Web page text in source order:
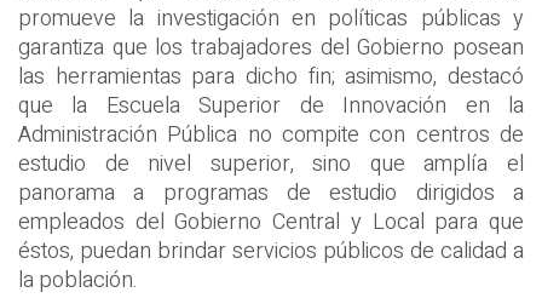
promueve la investigación en políticas públicas y
garantiza que los trabajadores del Gobierno posean
las herramientas para dicho fin; asimismo, destacó
que la Escuela Superior de Innovación en la
Administración Pública no compite con centros de
estudio de nivel superior, sino que amplía el
panorama a programas de estudio dirigidos a
empleados del Gobierno Central y Local para que
éstos, puedan brindar servicios públicos de calidad a
la población.